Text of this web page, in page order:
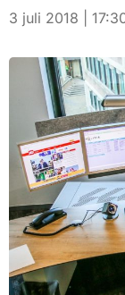
3 juli 2018 |